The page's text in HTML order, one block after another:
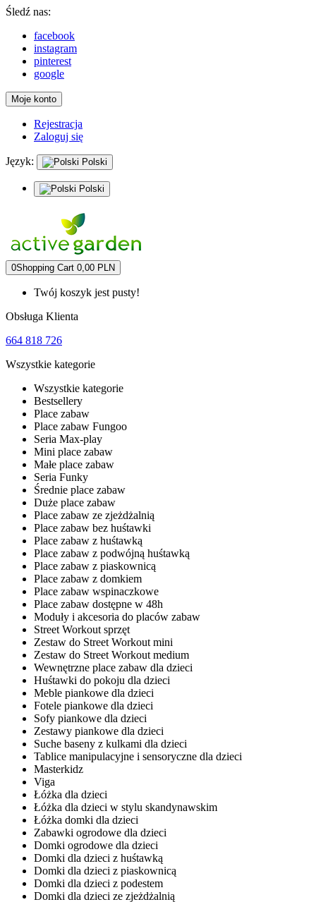
Śledź nas:
facebook
instagram
pinterest
google
Moje konto
Rejestracja
Zaloguj się
Język: Polski
Polski
0Shopping Cart 0,00 PLN
Twój koszyk jest pusty!
Obsługa Klienta
664 818 726
Wszystkie kategorie
Wszystkie kategorie
Bestsellery
Place zabaw
Place zabaw Fungoo
Seria Max-play
Mini place zabaw
Małe place zabaw
Seria Funky
Średnie place zabaw
Duże place zabaw
Place zabaw ze zjeżdżalnią
Place zabaw bez huśtawki
Place zabaw z huśtawką
Place zabaw z podwójną huśtawką
Place zabaw z piaskownicą
Place zabaw z domkiem
Place zabaw wspinaczkowe
Place zabaw dostępne w 48h
Moduły i akcesoria do placów zabaw
Street Workout sprzęt
Zestaw do Street Workout mini
Zestaw do Street Workout medium
Wewnętrzne place zabaw dla dzieci
Huśtawki do pokoju dla dzieci
Meble piankowe dla dzieci
Fotele piankowe dla dzieci
Sofy piankowe dla dzieci
Zestawy piankowe dla dzieci
Suche baseny z kulkami dla dzieci
Tablice manipulacyjne i sensoryczne dla dzieci
Masterkidz
Viga
Łóżka dla dzieci
Łóżka dla dzieci w stylu skandynawskim
Łóżka domki dla dzieci
Zabawki ogrodowe dla dzieci
Domki ogrodowe dla dzieci
Domki dla dzieci z huśtawką
Domki dla dzieci z piaskownicą
Domki dla dzieci z podestem
Domki dla dzieci ze zjeżdżalnią